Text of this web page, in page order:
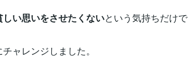
い思いをさせたくないという気持ちだけで
ャレンジしました。